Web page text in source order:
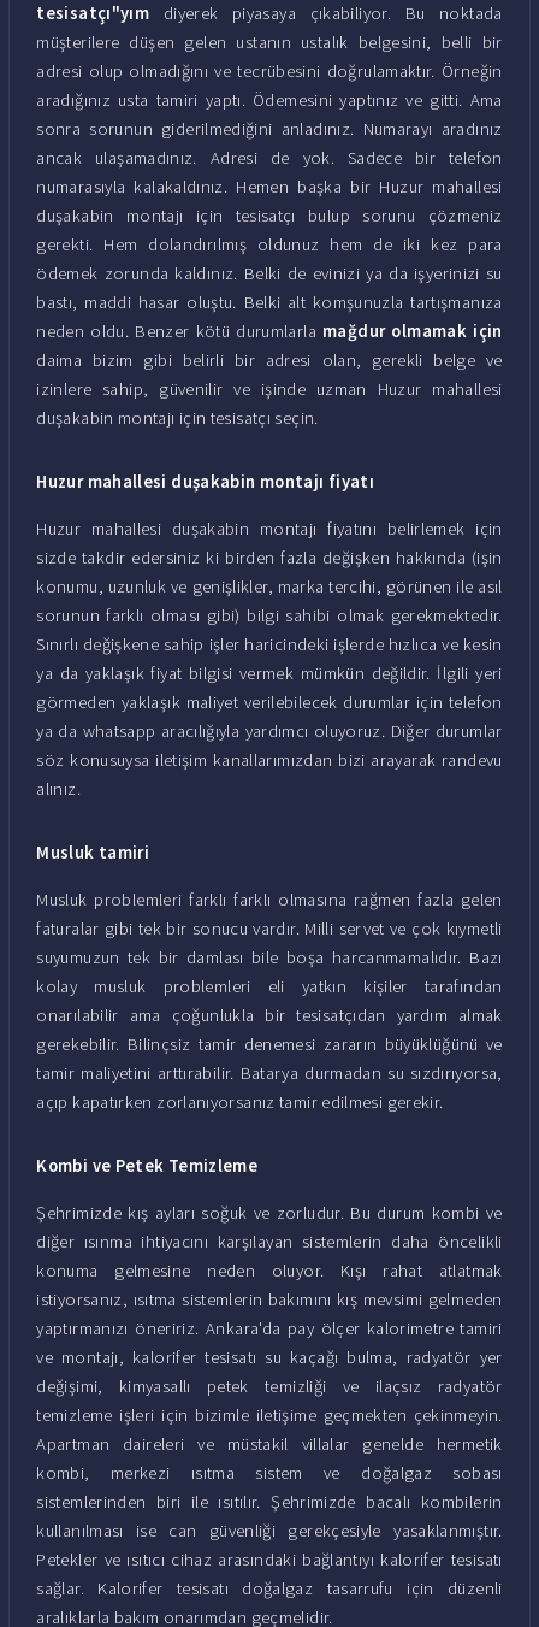
tesisatçı"yım diyerek piyasaya çıkabiliyor. Bu noktada
müşterilere düşen gelen ustanın ustalık belgesini, belli bir
adresi olup olmadığını ve tecrübesini doğrulamaktır. Örneğin
aradığınız usta tamiri yaptı. Ödemesini yaptınız ve gitti. Ama
sonra sorunun giderilmediğini anladınız. Numarayı aradınız
ancak ulaşamadınız. Adresi de yok. Sadece bir telefon
numarasıyla kalakaldınız. Hemen başka bir Huzur mahallesi
duşakabin montajı için tesisatçı bulup sorunu çözmeniz
gerekti. Hem dolandırılmış oldunuz hem de iki kez para
ödemek zorunda kaldınız. Belki de evinizi ya da işyerinizi su
bastı, maddi hasar oluştu. Belki alt komşunuzla tartışmanıza
neden oldu. Benzer kötü durumlarla mağdur olmamak için
daima bizim gibi belirli bir adresi olan, gerekli belge ve
izinlere sahip, güvenilir ve işinde uzman Huzur mahallesi
duşakabin montajı için tesisatçı seçin.
Huzur mahallesi duşakabin montajı fiyatı
Huzur mahallesi duşakabin montajı fiyatını belirlemek için
sizde takdir edersiniz ki birden fazla değişken hakkında (işin
konumu, uzunluk ve genişlikler, marka tercihi, görünen ile asıl
sorunun farklı olması gibi) bilgi sahibi olmak gerekmektedir.
Sınırlı değişkene sahip işler haricindeki işlerde hızlıca ve kesin
ya da yaklaşık fiyat bilgisi vermek mümkün değildir. İlgili yeri
görmeden yaklaşık maliyet verilebilecek durumlar için telefon
ya da whatsapp aracılığıyla yardımcı oluyoruz. Diğer durumlar
söz konusuysa iletişim kanallarımızdan bizi arayarak randevu
alınız.
Musluk tamiri
Musluk problemleri farklı farklı olmasına rağmen fazla gelen
faturalar gibi tek bir sonucu vardır. Milli servet ve çok kıymetli
suyumuzun tek bir damlası bile boşa harcanmamalıdır. Bazı
kolay musluk problemleri eli yatkın kişiler tarafından
onarılabilir ama çoğunlukla bir tesisatçıdan yardım almak
gerekebilir. Bilinçsiz tamir denemesi zararın büyüklüğünü ve
tamir maliyetini arttırabilir. Batarya durmadan su sızdırıyorsa,
açıp kapatırken zorlanıyorsanız tamir edilmesi gerekir.
Kombi ve Petek Temizleme
Şehrimizde kış ayları soğuk ve zorludur. Bu durum kombi ve
diğer ısınma ihtiyacını karşılayan sistemlerin daha öncelikli
konuma gelmesine neden oluyor. Kışı rahat atlatmak
istiyorsanız, ısıtma sistemlerin bakımını kış mevsimi gelmeden
yaptırmanızı öneririz. Ankara'da pay ölçer kalorimetre tamiri
ve montajı, kalorifer tesisatı su kaçağı bulma, radyatör yer
değişimi, kimyasallı petek temizliği ve ilaçsız radyatör
temizleme işleri için bizimle iletişime geçmekten çekinmeyin.
Apartman daireleri ve müstakil villalar genelde hermetik
kombi, merkezi ısıtma sistem ve doğalgaz sobası
sistemlerinden biri ile ısıtılır. Şehrimizde bacalı kombilerin
kullanılması ise can güvenliği gerekçesiyle yasaklanmıştır.
Petekler ve ısıtıcı cihaz arasındaki bağlantıyı kalorifer tesisatı
sağlar. Kalorifer tesisatı doğalgaz tasarrufu için düzenli
aralıklarla bakım onarımdan geçmelidir.